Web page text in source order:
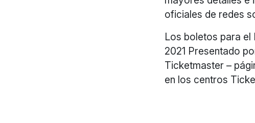
oficiales de redes
Los boletos para el
2021 Presentado
Ticketmaster –
en los centros